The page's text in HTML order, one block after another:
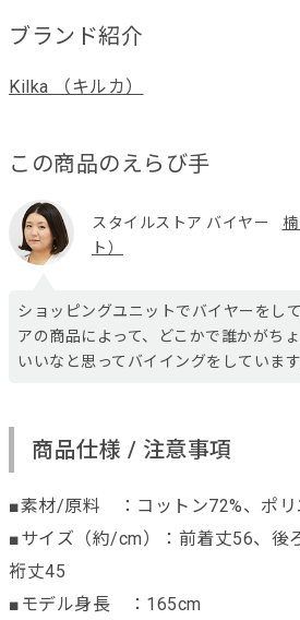
ブランド紹介
Kilka （キルカ）
この商品のえらび手
スタイルストア バイヤー
ト）
ショッピングユニットでバイヤーをし
アの商品によって、どこかで誰かがち
いいなと思ってバイイングをしています
商品仕様 / 注意事項
■素材/原料 ：コットン72%、ポリ
■サイズ（約/cm）：前着丈56、後
裄丈45
■モデル身長 ：165cm